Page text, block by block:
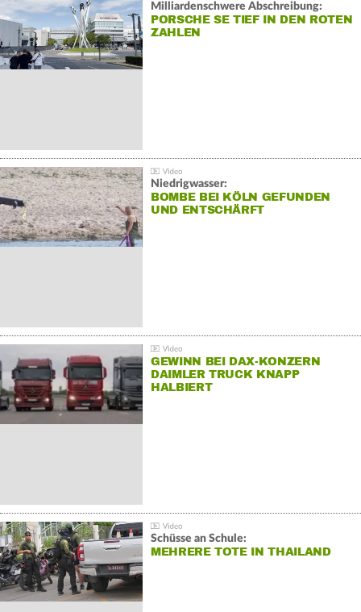
Milliardenschwere Abschreibung:
PORSCHE SE TIEF IN DEN ROTEN
ZAHLEN
Niedrigwasser:
BOMBE BEI KÖLN GEFUNDEN
UND ENTSCHÄRFT
GEWINN BEI DAX-KONZERN
DAIMLER TRUCK KNAPP
HALBIERT
Schüsse an Schule:
MEHRERE TOTE IN THAILAND